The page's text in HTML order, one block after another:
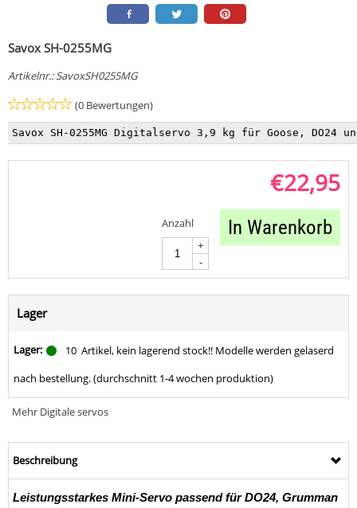
Savox SH-0255MG
Artikelnr.:SavoxSH0255MG
(0 Bewertungen)
Savox SH-0255MG Digitalservo 3,9 kg für Goose, DO24
€22,95
Anzahl
+
-
In Warenkorb
Lager
Lager: 10 Artikel, kein lagerend stock!! Modelle werden gelaserd
nach bestellung. (durchschnitt 1-4 wochen produktion)
Mehr Digitale servos
Beschreibung
Leistungsstarkes Mini-Servo passend für DO24, Grumman